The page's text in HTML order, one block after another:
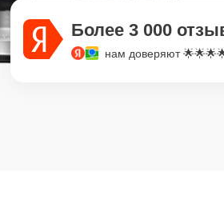
Более 3 000
нам доверяют